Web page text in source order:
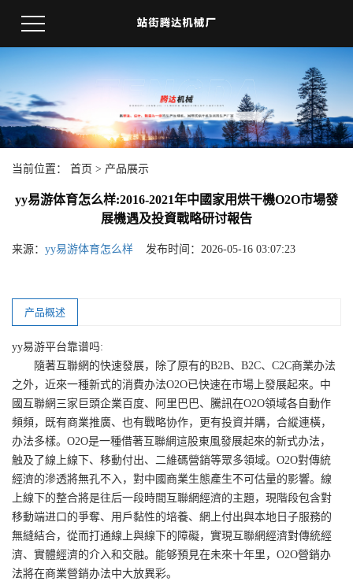
当前位置： 首页 > 产品展示
yy易游体育怎么样:2016-2021年中國家用烘干機O2O市場發
展機遇及投資戰略研讨報告
来源： yy易游体育怎么样 发布时间：2026-05-16 03:07:23
产品概述
yy易游平台靠谱吗:
隨著互聯網的快速發展，除了原有的B2B、B2C、C2C商業办法
之外，近來一種新式的消費办法O2O已快速在市場上發展起來。中
國互聯網三家巨頭企業百度、阿里巴巴、騰訊在O2O領域各自動作
頻頻，既有商業推廣、也有戰略协作，更有投資并購，合縱連橫，
办法多樣。O2O是一種借著互聯網這股東風發展起來的新式办法，
触及了線上線下、移動付出、二維碼營銷等眾多領域。O2O對傳統
經濟的滲透將無孔不入，對中國商業生態產生不可估量的影響。線
上線下的整合將是往后一段時間互聯網經濟的主題，現階段包含對
移動端进口的爭奪、用戶黏性的培養、網上付出與本地日子服務的
無縫結合，從而打通線上與線下的障礙，實現互聯網經濟對傳統經
濟、實體經濟的介入和交融。能够預見在未來十年里，O2O營銷办
法將在商業營銷办法中大放異彩。